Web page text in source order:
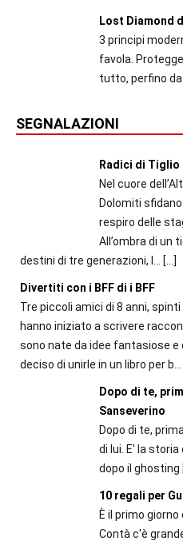
Lost Diamond
3 principi
favola.
tutto, perfino
SEGNALAZIONI
Radici di Tiglio
Nel cuore
Dolomiti
respiro delle
All’ombra di un
destini di tre generazioni, l...
[…]
Divertiti con i BFF di i BFF
Tre piccoli amici di 8 anni,
hanno iniziato a scrivere
sono nate da idee fantasiose e
deciso di unirle in un libro per b...
Dopo di te,
Sanseverino
Dopo di te,
di lui. E' la storia
dopo il ghosting
10 regali per
È il primo
Contà c'è